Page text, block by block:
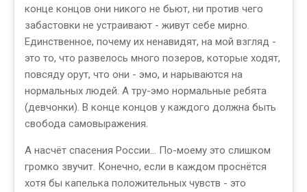
конце концов они никого не бьют, ни против чего
забастовки не устраивают - живут себе мирно.
Единственное, почему их ненавидят, на мой взгляд -
это то, что развелось много позеров, которые ходят,
повсяду орут, что они - эмо, и нарываются на
нормальных людей. А тру-эмо нормальные ребята
(девчонки). В конце концов у каждого должна быть
свобода самовыражения.
А насчёт спасения России... По-моему это слишком
громко звучит. Конечно, если в каждом проснётся
хотя бы капелька положительных чувств - это